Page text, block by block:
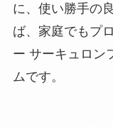
に、使い勝手の
ば、家庭でもプ
ー サーキュロン
ムです。